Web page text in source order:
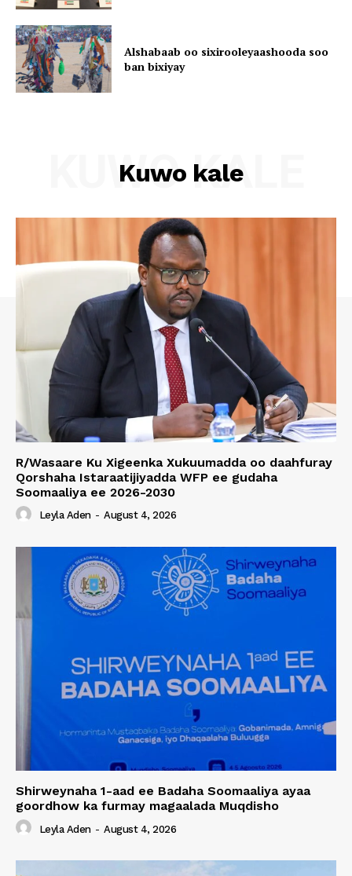
Alshabaab oo sixirooleyaashooda soo
ban bixiyay
Kuwo kale
KUWO KALE
R/Wasaare Ku Xigeenka Xukuumadda oo daahfuray
Qorshaha Istaraatijiyadda WFP ee gudaha
Soomaaliya ee 2026-2030
Leyla Aden - August 4, 2026
Shirweynaha 1-aad ee Badaha Soomaaliya ayaa
goordhow ka furmay magaalada Muqdisho
Leyla Aden - August 4, 2026